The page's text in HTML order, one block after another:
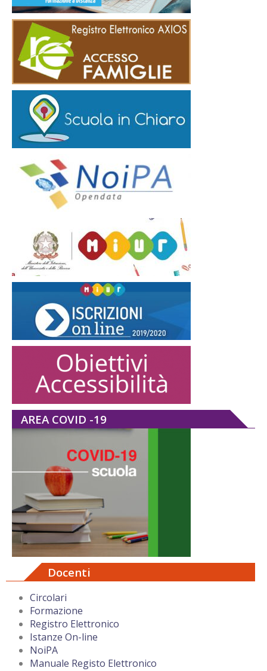
AREA COVID -19
Docenti
Circolari
Formazione
Registro Elettronico
Istanze On-line
NoiPA
Manuale Registo Elettronico